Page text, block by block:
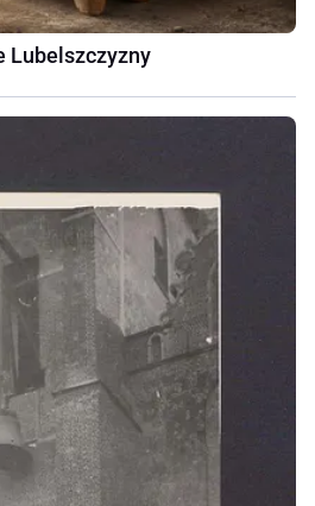
Lubelszczyzny